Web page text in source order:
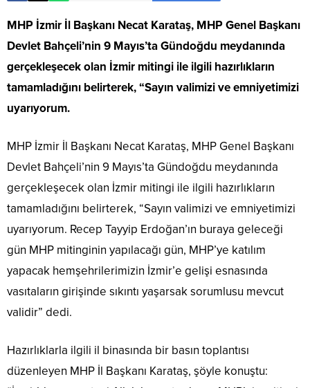
MHP İzmir İl Başkanı Necat Karataş, MHP Genel Başkanı
Devlet Bahçeli’nin 9 Mayıs’ta Gündoğdu meydanında
gerçekleşecek olan İzmir mitingi ile ilgili hazırlıkların
tamamladığını belirterek, “Sayın valimizi ve emniyetimizi
uyarıyorum.
MHP İzmir İl Başkanı Necat Karataş, MHP Genel Başkanı
Devlet Bahçeli’nin 9 Mayıs’ta Gündoğdu meydanında
gerçekleşecek olan İzmir mitingi ile ilgili hazırlıkların
tamamladığını belirterek, “Sayın valimizi ve emniyetimizi
uyarıyorum. Recep Tayyip Erdoğan’ın buraya geleceği
gün MHP mitinginin yapılacağı gün, MHP’ye katılım
yapacak hemşehrilerimizin İzmir’e gelişi esnasında
vasıtaların girişinde sıkıntı yaşarsak sorumlusu mevcut
validir” dedi.
Hazırlıklarla ilgili il binasında bir basın toplantısı
düzenleyen MHP İl Başkanı Karataş, şöyle konuştu: